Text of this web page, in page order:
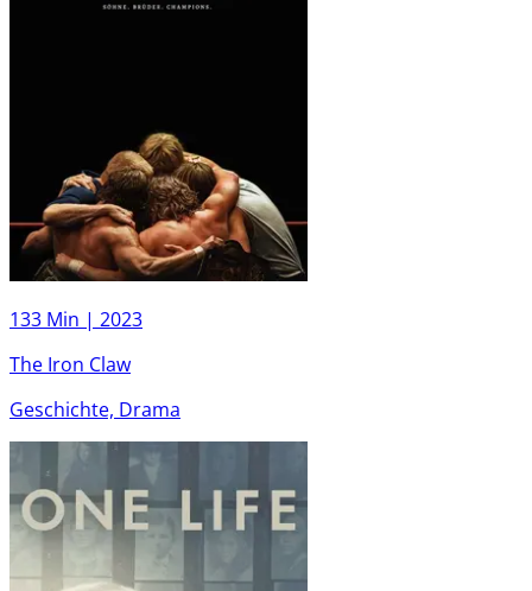
133 Min | 2023
The Iron Claw
Geschichte, Drama